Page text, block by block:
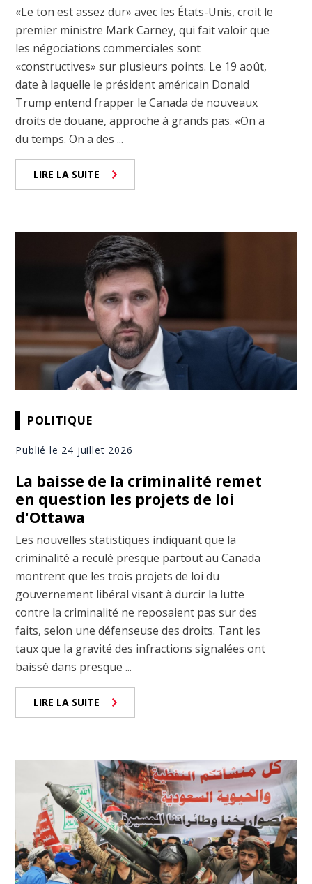
«Le ton est assez dur» avec les États-Unis, croit le
premier ministre Mark Carney, qui fait valoir que
les négociations commerciales sont
«constructives» sur plusieurs points. Le 19 août,
date à laquelle le président américain Donald
Trump entend frapper le Canada de nouveaux
droits de douane, approche à grands pas. «On a
du temps. On a des ...
LIRE LA SUITE
POLITIQUE
Publié le 24 juillet 2026
La baisse de la criminalité remet
en question les projets de loi
d'Ottawa
Les nouvelles statistiques indiquant que la
criminalité a reculé presque partout au Canada
montrent que les trois projets de loi du
gouvernement libéral visant à durcir la lutte
contre la criminalité ne reposaient pas sur des
faits, selon une défenseuse des droits. Tant les
taux que la gravité des infractions signalées ont
baissé dans presque ...
LIRE LA SUITE